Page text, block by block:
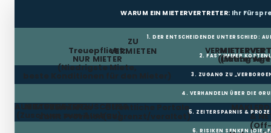
WARUM EIN MIETERVERTRETER: Ihr
1. DER ENTSCHEIDENDE UNTERSCHIED:
(Listing
ZU
VERMIETEN
Treuepflicht:
NUR MIETER
(Niedrigste Miete,
beste Konditionen für den Mieter)
2. FAST IMMER
3. ZUGANG ZU
4. VERHANDELN ÜBER DIE
Vermieter
zahlt Provision
Öffentliche Portale
(Begrenzt/veraltet) &
MIETFREIE ZEIT
AUSBAUKOSTENZUSCHUSS
(Zuschuss zum Ausbau) 5. ZEITERSPARNIS &
6. RISIKEN SENKEN (DIE